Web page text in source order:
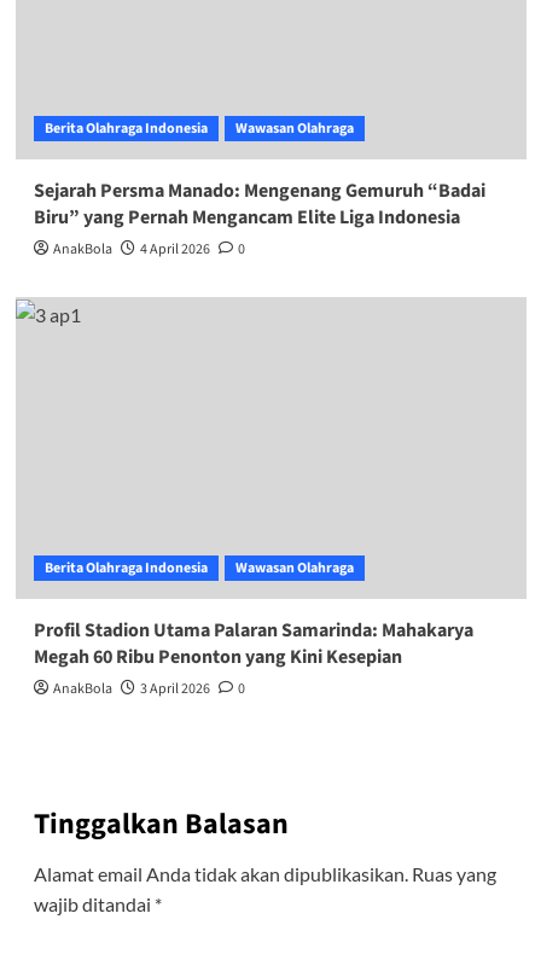
Berita Olahraga Indonesia Wawasan Olahraga
Sejarah Persma Manado: Mengenang Gemuruh “Badai
Biru” yang Pernah Mengancam Elite Liga Indonesia
AnakBola 4 April 2026 0
Berita Olahraga Indonesia Wawasan Olahraga
Profil Stadion Utama Palaran Samarinda: Mahakarya
Megah 60 Ribu Penonton yang Kini Kesepian
AnakBola 3 April 2026 0
Tinggalkan Balasan
Alamat email Anda tidak akan dipublikasikan. Ruas yang
wajib ditandai *